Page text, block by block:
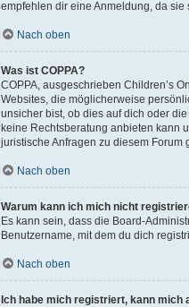
empfehlen dir eine Anmeldung, da
Nach oben
Was ist COPPA?
COPPA, ausgeschrieben Children’s
Websites, die möglicherweise
unsicher bist, ob dies auf dich oder
keine Rechtsberatung anbieten kann
juristische Anfragen zu diesem Forum
Nach oben
Warum kann ich mich nicht
Es kann sein, dass die Board-
Benutzername, mit dem du dich
Nach oben
Ich habe mich registriert, kann mich